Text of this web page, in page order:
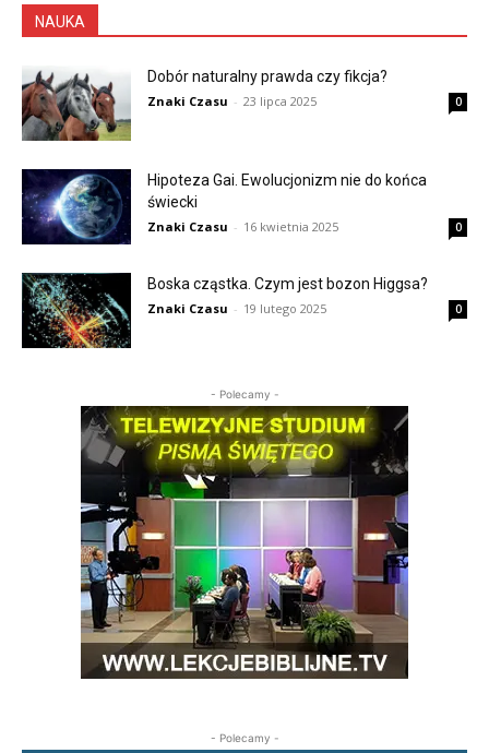
NAUKA
Dobór naturalny prawda czy fikcja?
Znaki Czasu - 23 lipca 2025 0
Hipoteza Gai. Ewolucjonizm nie do końca
świecki
Znaki Czasu - 16 kwietnia 2025 0
Boska cząstka. Czym jest bozon Higgsa?
Znaki Czasu - 19 lutego 2025 0
- Polecamy -
- Polecamy -